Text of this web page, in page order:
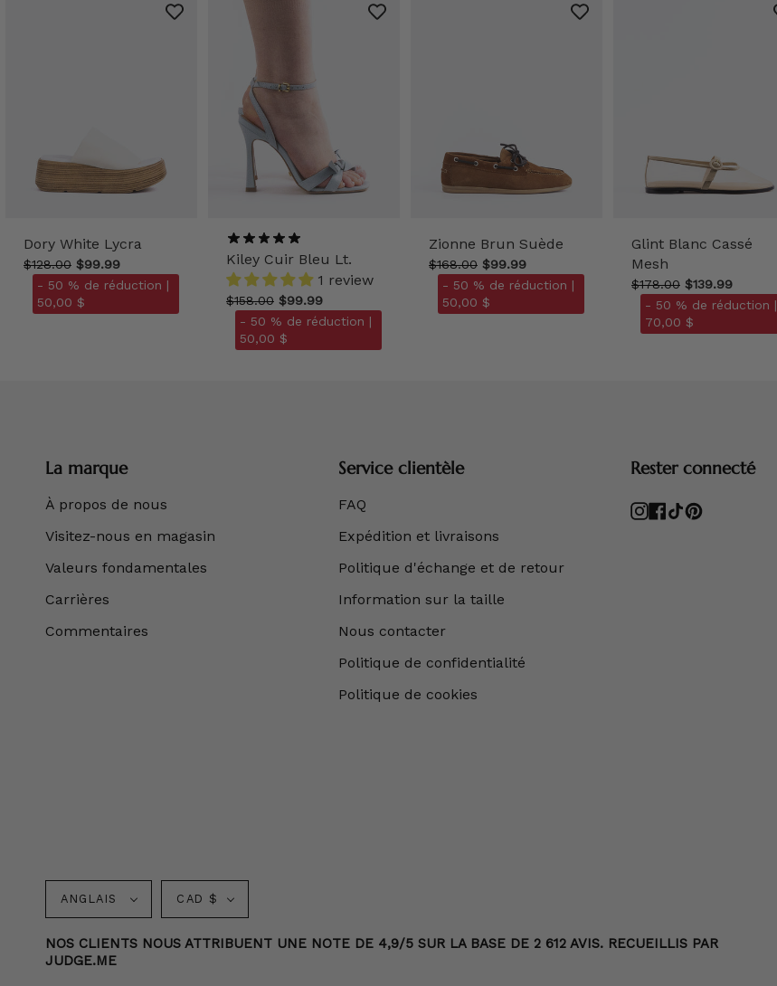
Dory White Lycra
$128.00 $99.99
- 50 % de réduction |
50,00 $
Kiley Cuir Bleu Lt.
1 review
$158.00 $99.99
- 50 % de réduction |
50,00 $
Zionne Brun Suède
$168.00 $99.99
- 50 % de réduction |
50,00 $
Glint Blanc Cassé
Mesh
$178.00 $139.99
- 50 % de réduction |
70,00 $
La marque
À propos de nous
Visitez-nous en magasin
Valeurs fondamentales
Carrières
Commentaires
Service clientèle
FAQ
Expédition et livraisons
Politique d'échange et de retour
Information sur la taille
Nous contacter
Politique de confidentialité
Politique de cookies
Rester connecté
Instagram
Facebook
TikTokPinterest
Langue
ANGLAIS Monnaie
CAD $
NOS CLIENTS NOUS ATTRIBUENT UNE NOTE DE 4,9/5 SUR LA BASE DE 2 612 AVIS. RECUEILLIS PAR
JUDGE.ME